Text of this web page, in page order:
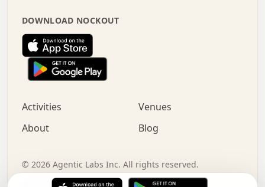
.   .   .   .   .   .   .   :   .   .   .   .   .
.   .   .   .   .   .   .   +   .   .   x   .   .
.   .   .   .   .   :   +   .   .   .   .   .   o
.   .   .   .   .   .   .   .   .   .   .   .   .
.   .   :   o   .   .   .   .   .   .   .   +   .
.   o   .   .   .   .   x   .   .   .   .   .   .
+   .   o   .   .   .   .   o   .   .   .   .
.   +   .   .   .   .   .   .   .   .   :   .   x
.   .   .   .   .   .   .   .   .   .   .   .   .   .
DOWNLOAD NOCKOUT
Activities
Venues
About
Blog
© 2026 Agentic Labs Inc. All rights reserved.